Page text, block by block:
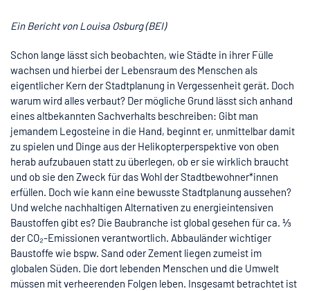
Ein Bericht von Louisa Osburg (BEI)
Schon lange lässt sich beobachten, wie Städte in ihrer Fülle
wachsen und hierbei der Lebensraum des Menschen als
eigentlicher Kern der Stadtplanung in Vergessenheit gerät. Doch
warum wird alles verbaut? Der mögliche Grund lässt sich anhand
eines altbekannten Sachverhalts beschreiben: Gibt man
jemandem Legosteine in die Hand, beginnt er, unmittelbar damit
zu spielen und Dinge aus der Helikopterperspektive von oben
herab aufzubauen statt zu überlegen, ob er sie wirklich braucht
und ob sie den Zweck für das Wohl der Stadtbewohner*innen
erfüllen. Doch wie kann eine bewusste Stadtplanung aussehen?
Und welche nachhaltigen Alternativen zu energieintensiven
Baustoffen gibt es? Die Baubranche ist global gesehen für ca. ⅓
der CO₂-Emissionen verantwortlich. Abbauländer wichtiger
Baustoffe wie bspw. Sand oder Zement liegen zumeist im
globalen Süden. Die dort lebenden Menschen und die Umwelt
müssen mit verheerenden Folgen leben. Insgesamt betrachtet ist